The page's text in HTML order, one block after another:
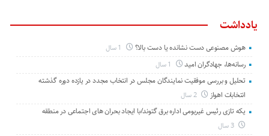
یادداشت
هوش مصنوعی دست نشانده یا دست بالا؟
رسانه‌ها، جهادگران امید
تحلیل و بررسی موفقیت نمایندگان مجلس در انتخاب مجدد در یازده دوره گذشته
انتخابات اهواز
2 سال
یکه تازی رئیس غیربومی اداره برق گتوند/با ایجاد بحران های اجتماعی در منطقه
3 سال